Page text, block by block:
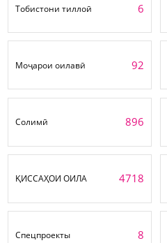
Тобистони тиллоӣ 6
Моҷарои оилавӣ 92
Солимӣ 896
ҚИССАҲОИ ОИЛА 4718
Спецпроекты 8